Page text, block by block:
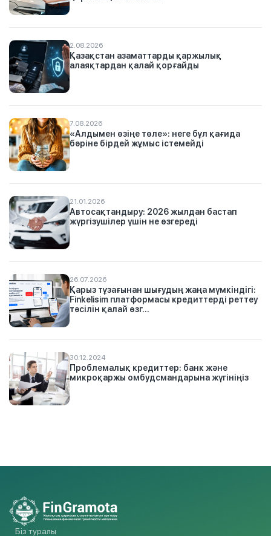
2.08.2026
Қазақстан азаматтарды қаржылық
алаяқтардан қалай қорғайды
7.08.2026
«Алдымен өзіңе төле»: неге бұл қағида
бәріне бірдей жұмыс істемейді
21.01.2026
Автосақтандыру: 2026 жылдан бастап
жүргізушілер үшін не өзгереді
26.07.2026
Қарыз тұзағынан шығудың жаңа мүмкіндігі:
Finkelisim платформасы кредиттерді реттеу
тәсілін қалай өзг...
30.12.2024
Проблемалық кредиттер: банк және
микроқаржы омбудсмандарына жүгініңіз
Біз туралы